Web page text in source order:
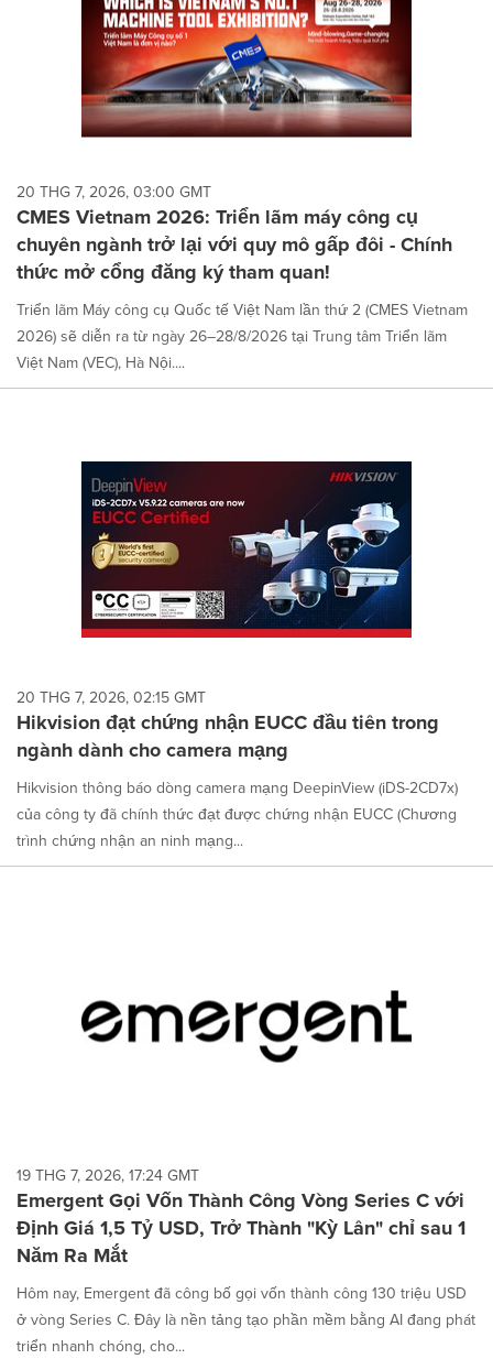
20 THG 7, 2026, 03:00 GMT
CMES Vietnam 2026: Triển lãm máy công cụ
chuyên ngành trở lại với quy mô gấp đôi - Chính
thức mở cổng đăng ký tham quan!
Triển lãm Máy công cụ Quốc tế Việt Nam lần thứ 2 (CMES Vietnam
2026) sẽ diễn ra từ ngày 26–28/8/2026 tại Trung tâm Triển lãm
Việt Nam (VEC), Hà Nội....
20 THG 7, 2026, 02:15 GMT
Hikvision đạt chứng nhận EUCC đầu tiên trong
ngành dành cho camera mạng
Hikvision thông báo dòng camera mạng DeepinView (iDS-2CD7x)
của công ty đã chính thức đạt được chứng nhận EUCC (Chương
trình chứng nhận an ninh mạng...
19 THG 7, 2026, 17:24 GMT
Emergent Gọi Vốn Thành Công Vòng Series C với
Định Giá 1,5 Tỷ USD, Trở Thành "Kỳ Lân" chỉ sau 1
Năm Ra Mắt
Hôm nay, Emergent đã công bố gọi vốn thành công 130 triệu USD
ở vòng Series C. Đây là nền tảng tạo phần mềm bằng AI đang phát
triển nhanh chóng, cho...